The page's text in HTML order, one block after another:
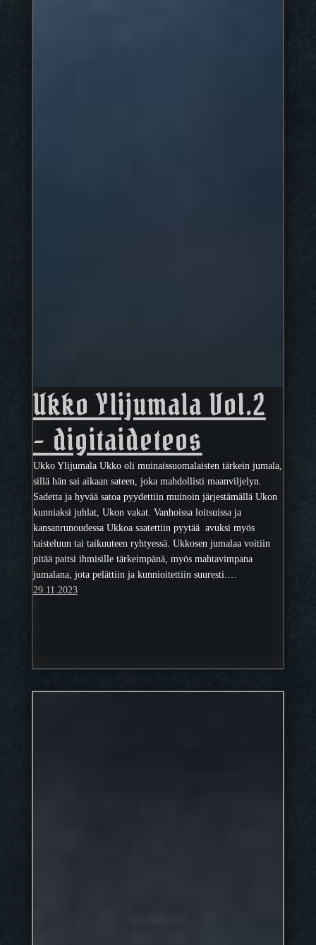
Ukko Ylijumala Vol.2
– digitaideteos
Ukko Ylijumala Ukko oli muinaissuomalaisten tärkein jumala,
sillä hän sai aikaan sateen, joka mahdollisti maanviljelyn.
Sadetta ja hyvää satoa pyydettiin muinoin järjestämällä Ukon
kunniaksi juhlat, Ukon vakat. Vanhoissa loitsuissa ja
kansanrunoudessa Ukkoa saatettiin pyytää avuksi myös
taisteluun tai taikuuteen ryhtyessä. Ukkosen jumalaa voitiin
pitää paitsi ihmisille tärkeimpänä, myös mahtavimpana
jumalana, jota pelättiin ja kunnioitettiin suuresti.…
29.11.2023